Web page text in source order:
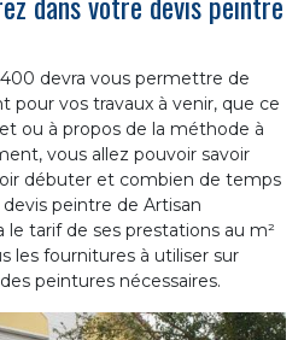
devra vous permettre de
pour vos travaux à venir, que ce
ou à propos de la méthode à
vous allez pouvoir savoir
débuter et combien de temps
devis peintre de Artisan
le tarif de ses prestations au m²
les fournitures à utiliser sur
peintures nécessaires.